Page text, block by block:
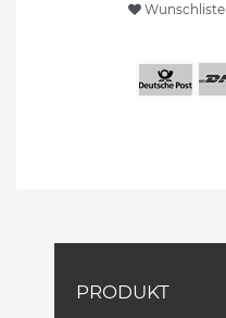
Wunschliste
PRODUKT